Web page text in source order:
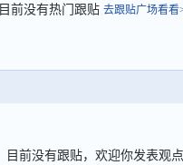
目前没有热门跟贴 去跟贴广场看看
目前没有跟贴，欢迎你发表观点